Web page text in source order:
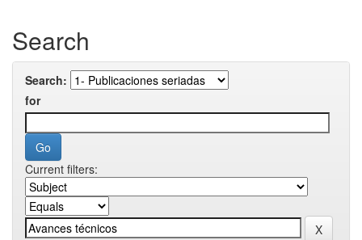
Search
Search:
for
Current filters: